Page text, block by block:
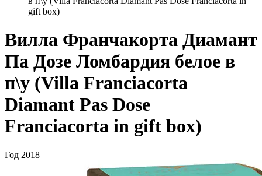
gift box)
Вилла Франчакорта Диамант
Па Дозе Ломбардия белое в
п\у (Villa Franciacorta
Diamant Pas Dose
Franciacorta in gift box)
Год 2018